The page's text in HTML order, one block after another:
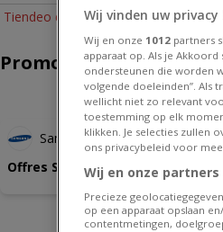
Tiendeo dans Lanaken » Promos
Promos Samsung à
Samsung
Offres Samsung
Wij vinden uw
Wij en onze 1012 partners
apparaat op. Als je
ondersteunen die worden
volgende doeleinden”. Als
wellicht niet zo relevant
toestemming op elk
klikken. Je selecties zullen
ons privacybeleid voor
Wij en onze
Precieze
op een apparaat opslaan
contentmetingen,